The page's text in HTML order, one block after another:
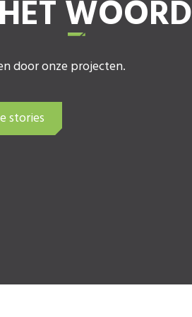
WOORD
door onze projecten.
stories